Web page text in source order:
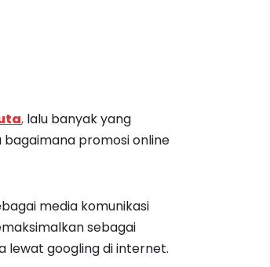
, lalu banyak yang
bagaimana promosi online
media komunikasi
sebagai
lewat googling di internet.